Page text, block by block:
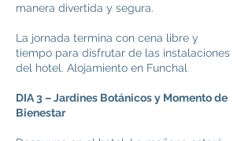
manera divertida y segura.
La jornada termina con cena libre y
tiempo para disfrutar de las instalaciones
del hotel. Alojamiento en Funchal
DIA 3 – Jardines Botánicos y Momento de
Bienestar